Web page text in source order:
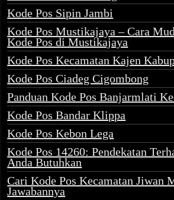
Kode Pos Sipin Jambi
Kode Pos Mustikajaya – Cara
Kode Pos di Mustikajaya
Kode Pos Kecamatan Kajen
Kode Pos Ciadeg Cigombong
Panduan Kode Pos Banjarmlati
Kode Pos Bandar Klippa
Kode Pos Kebon Lega
Kode Pos 14260: Pendekatan
Anda Butuhkan
Cari Kode Pos Kecamatan Jiwan
Jawabannya